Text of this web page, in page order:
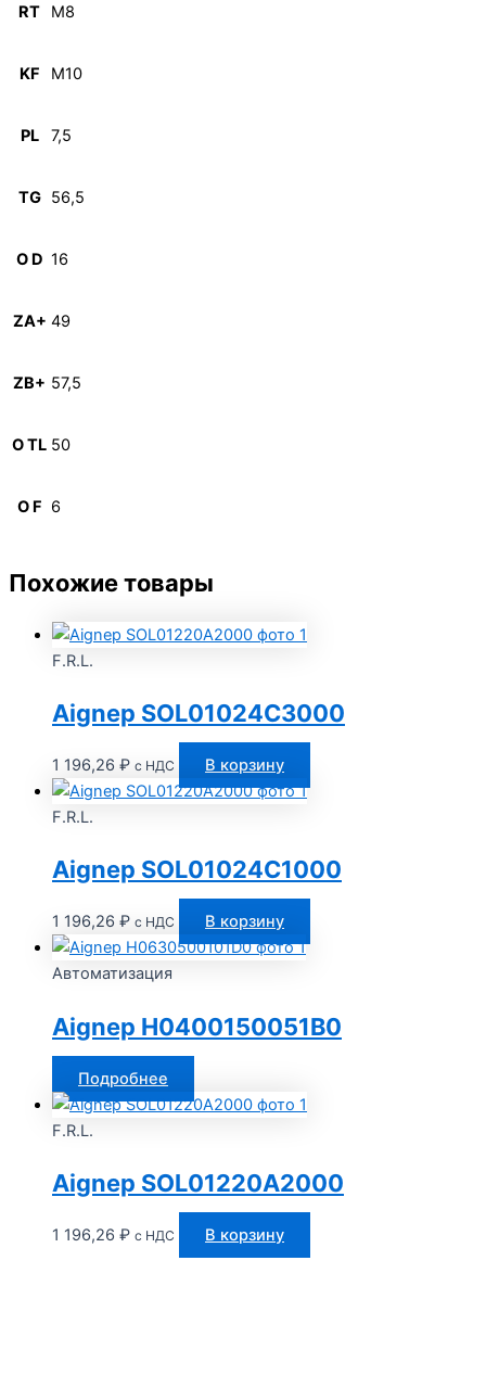
RT M8
KF M10
PL 7,5
TG 56,5
O D 16
ZA+ 49
ZB+ 57,5
O TL 50
O F 6
Похожие товары
F.R.L.
Aignep SOL01024C3000
1 196,26 ₽ с НДС В корзину
F.R.L.
Aignep SOL01024C1000
1 196,26 ₽ с НДС В корзину
Автоматизация
Aignep H0400150051B0
Подробнее
F.R.L.
Aignep SOL01220A2000
1 196,26 ₽ с НДС В корзину